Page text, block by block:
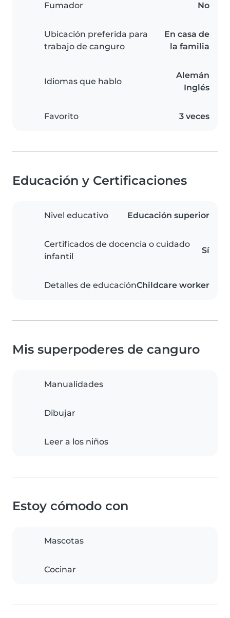
Fumador No
Ubicación preferida para
trabajo de canguro
En casa de
la familia
Idiomas que hablo
Alemán
Inglés
Favorito 3 veces
Educación y Certificaciones
Nivel educativo Educación superior
Certificados de docencia o cuidado
infantil
Sí
Detalles de educaciónChildcare worker
Mis superpoderes de canguro
Manualidades
Dibujar
Leer a los niños
Estoy cómodo con
Mascotas
Cocinar